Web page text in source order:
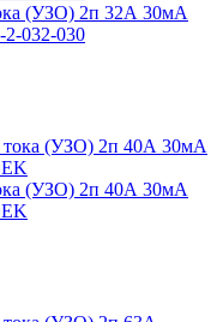
(УЗО) 2п 32А 30мА
032-030
(УЗО) 2п 40А 30мА